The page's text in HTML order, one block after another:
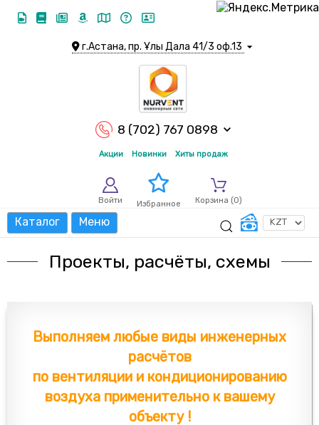
г.Астана, пр. Ұлы Дала 41/3 оф.13
8 (702) 767 0898
Акции Новинки Хиты продаж
Войти Избранное Корзина (0)
Каталог Меню
Проекты, расчёты, схемы
Выполняем любые виды инженерных
расчётов
по вентиляции и кондиционированию
воздуха применительно к вашему
объекту !